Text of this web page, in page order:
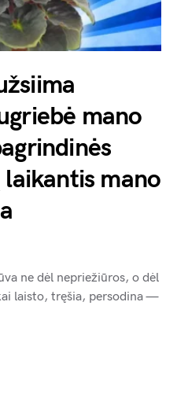
mano
mano
ne dėl nepriežiūros, o dėl
laisto, tręšia, persodina —